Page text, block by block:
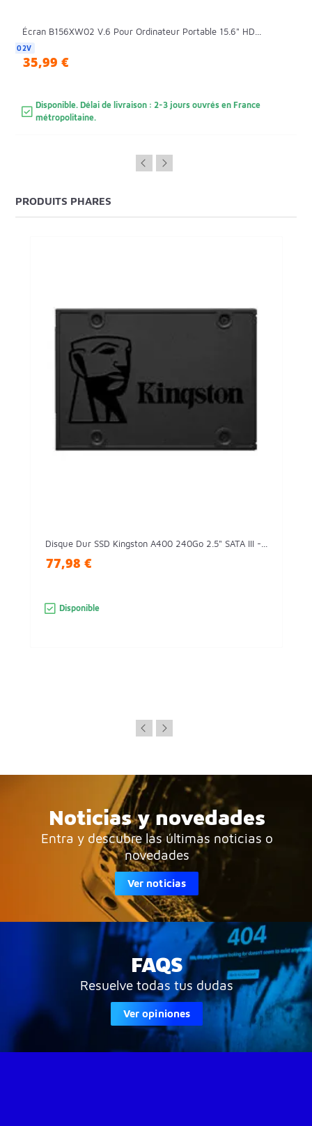
Écran B156XW02 V.6 Pour Ordinateur Portable 15.6" HD...
02V
35,99 €
Disponible. Délai de livraison : 2-3 jours ouvrés en France
métropolitaine.
PRODUITS PHARES
Disque Dur SSD Kingston A400 240Go 2.5" SATA III -...
77,98 €
Disponible
Noticias y novedades
Entra y descubre las últimas noticias o
novedades
Ver noticias
FAQS
Resuelve todas tus dudas
Ver opiniones